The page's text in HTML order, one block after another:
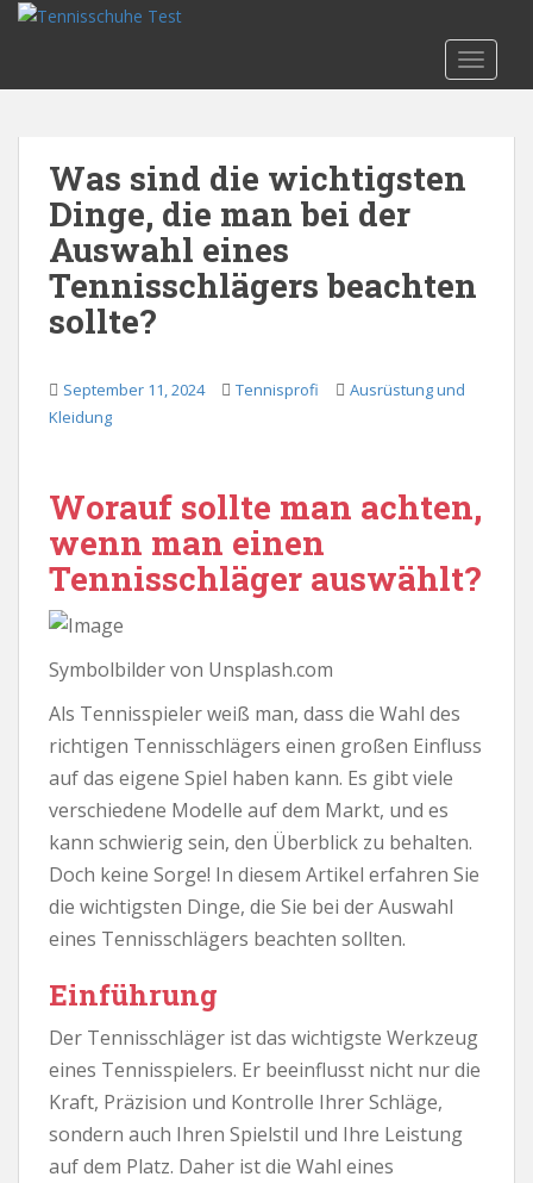
p
Was sind die wichtigsten
Dinge, die man bei der
Auswahl eines
Tennisschlägers beachten
sollte?
September 11, 2024 Tennisprofi
Ausrüstung und
Kleidung
Worauf sollte man achten,
wenn man einen
Tennisschläger auswählt?
Symbolbilder von Unsplash.com
Als Tennisspieler weiß man, dass die Wahl des
richtigen Tennisschlägers einen großen Einfluss
auf das eigene Spiel haben kann. Es gibt viele
verschiedene Modelle auf dem Markt, und es
kann schwierig sein, den Überblick zu behalten.
Doch keine Sorge! In diesem Artikel erfahren Sie
die wichtigsten Dinge, die Sie bei der Auswahl
eines Tennisschlägers beachten sollten.
Einführung
Der Tennisschläger ist das wichtigste Werkzeug
eines Tennisspielers. Er beeinflusst nicht nur die
Kraft, Präzision und Kontrolle Ihrer Schläge,
sondern auch Ihren Spielstil und Ihre Leistung
auf dem Platz. Daher ist die Wahl eines